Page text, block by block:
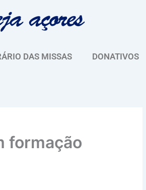
DAS MISSAS DONATIVOS
formação